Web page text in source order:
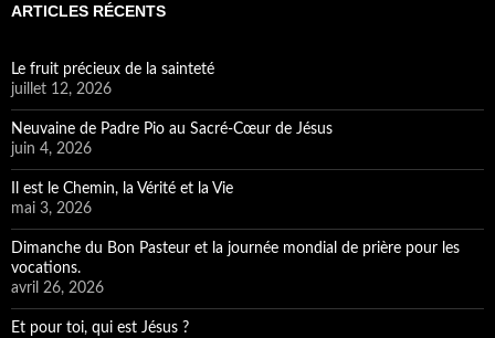
ARTICLES RÉCENTS
Le fruit précieux de la sainteté
juillet 12, 2026
Neuvaine de Padre Pio au Sacré-Cœur de Jésus
juin 4, 2026
Il est le Chemin, la Vérité et la Vie
mai 3, 2026
Dimanche du Bon Pasteur et la journée mondial de prière pour les
vocations.
avril 26, 2026
Et pour toi, qui est Jésus ?